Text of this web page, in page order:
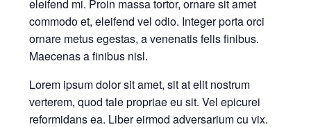
eleifend mi. Proin massa tortor, ornare sit amet
commodo et, eleifend vel odio. Integer porta orci
ornare metus egestas, a venenatis felis finibus.
Maecenas a finibus nisl.
Lorem ipsum dolor sit amet, sit at elit nostrum
verterem, quod tale propriae eu sit. Vel epicurei
reformidans ea. Liber eirmod adversarium cu vix.